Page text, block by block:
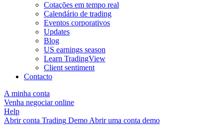
Cotações em tempo real
Calendário de trading
Eventos corporativos
Updates
Blog
US earnings season
Learn TradingView
Client sentiment
Contacto
A minha conta
Venha negociar online
Help
Abrir conta Trading Demo Abrir uma conta demo